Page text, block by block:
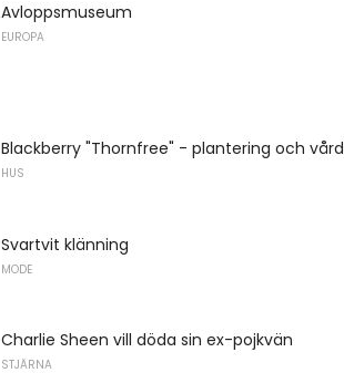
Avloppsmuseum
EUROPA
Blackberry "Thornfree" - plantering och vård
HUS
Svartvit klänning
MODE
Charlie Sheen vill döda sin ex-pojkvän
STJÄRNA